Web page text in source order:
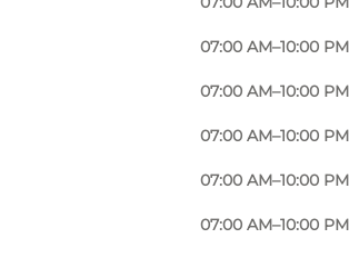
07:00 AM–10:00 PM
07:00 AM–10:00 PM
07:00 AM–10:00 PM
07:00 AM–10:00 PM
07:00 AM–10:00 PM
our own brands of high quality